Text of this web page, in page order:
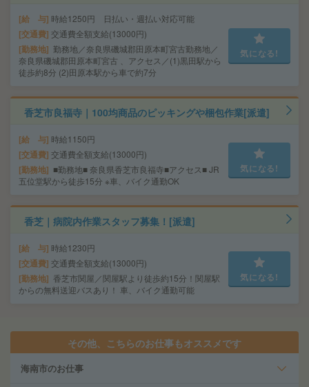
給 与 時給1250円 日払い・週払い対応可能
交通費 交通費全額支給(13000円)
勤務地 勤務地／奈良県磯城郡田原本町宮古勤務地／
奈良県磯城郡田原本町宮古 、アクセス／(1)黒田駅から
徒歩約8分 (2)田原本駅から車で約7分
気になる!
香芝市良福寺｜100均商品のピッキングや梱包作業[派遣]
給 与 時給1150円
交通費 交通費全額支給(13000円)
勤務地
■勤務地■ 奈良県香芝市良福寺■アクセス■ JR
五位堂駅から徒歩15分 ※車、バイク通勤OK
気になる!
香芝｜病院内作業スタッフ募集！[派遣]
給 与 時給1230円
交通費 交通費全額支給(13000円)
勤務地 香芝市関屋／関屋駅より徒歩約15分！関屋駅
からの無料送迎バスあり！ 車、バイク通勤可能
気になる!
その他、こちらのお仕事もオススメです
海南市のお仕事